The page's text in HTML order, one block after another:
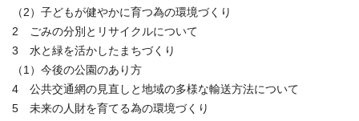
（2）子どもが健やかに育つ為の環境づくり
2 ごみの分別とリサイクルについて
3 水と緑を活かしたまちづくり
（1）今後の公園のあり方
4 公共交通網の見直しと地域の多様な輸送方法について
5 未来の人財を育てる為の環境づくり